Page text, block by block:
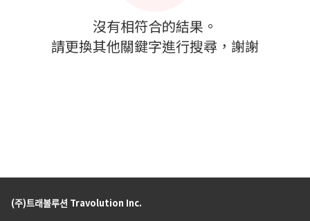
沒有相符合的結果。
請更換其他關鍵字進行搜尋，謝謝
(주)트래볼루션 Travolution Inc.